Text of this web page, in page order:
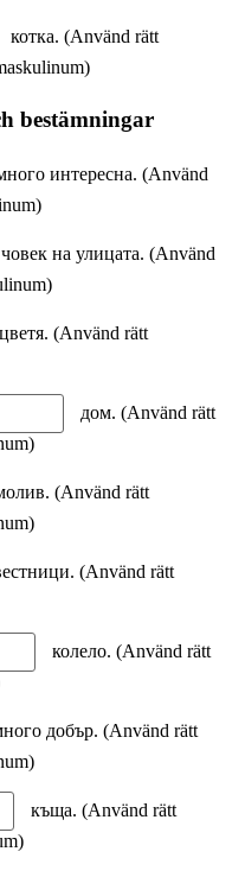
котка. (Använd rätt
bestämningar
интересна. (Använd
човек на улицата. (Använd
цветя. (Använd rätt
дом. (Använd rätt
(Använd rätt
(Använd rätt
колело. (Använd rätt
добър. (Använd rätt
къща. (Använd rätt